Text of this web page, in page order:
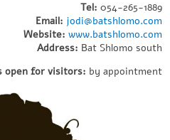
Tel: 054-265-1889
Email: jodi@batshlomo.com
Website: www.batshlomo.com
Address: Bat Shlomo south
open for visitors: by appointment